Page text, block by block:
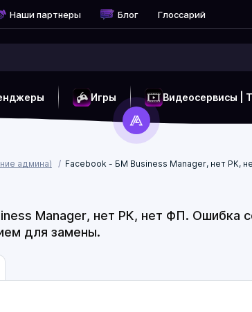
Наши партнеры Блог Глоссарий
Игры Видеосервисы |
админа)
Facebook - БM Business Manager, нет РК,
Manager, нет РК, нет ФП. Ошибка
для замены.